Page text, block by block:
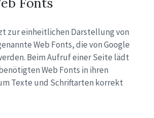
zur einheitlichen Darstellung von
Web Fonts, die von Google
Beim Aufruf einer Seite lädt
Web Fonts in ihren
Texte und Schriftarten korrekt